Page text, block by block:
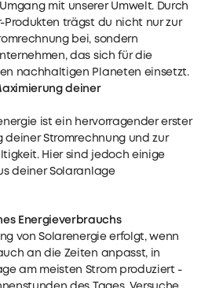
mit unserer Umwelt. Durch
Produkten trägst du nicht nur zur
bei, sondern
das sich für die
nachhaltigen Planeten einsetzt.
deiner
ist ein hervorragender erster
deiner Stromrechnung und zur
Hier sind jedoch einige
deiner Solaranlage
Energieverbrauchs
von Solarenergie erfolgt, wenn
an die Zeiten anpasst, in
am meisten Strom produziert -